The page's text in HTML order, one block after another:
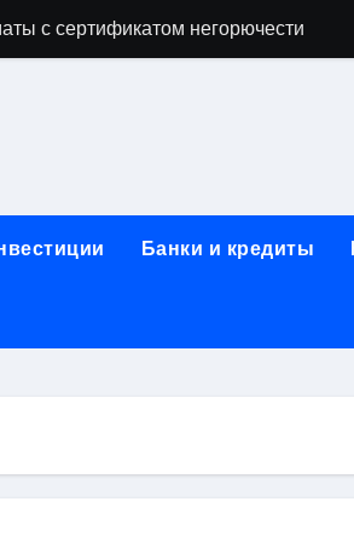
с сертификатом негорючести
и направляющих для
лотков для хранения
этапы строительства, проверка
Банки и кредиты